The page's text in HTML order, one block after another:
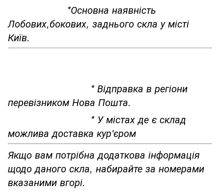
*Основна наявність
Лобових,бокових, заднього скла у місті
Київ.
* Відправка в регіони
перевізником Нова Пошта.
* У містах де є склад
можлива доставка кур'єром
Якщо вам потрібна додаткова інформація
щодо даного скла, набирайте за номерами
вказаними вгорі.